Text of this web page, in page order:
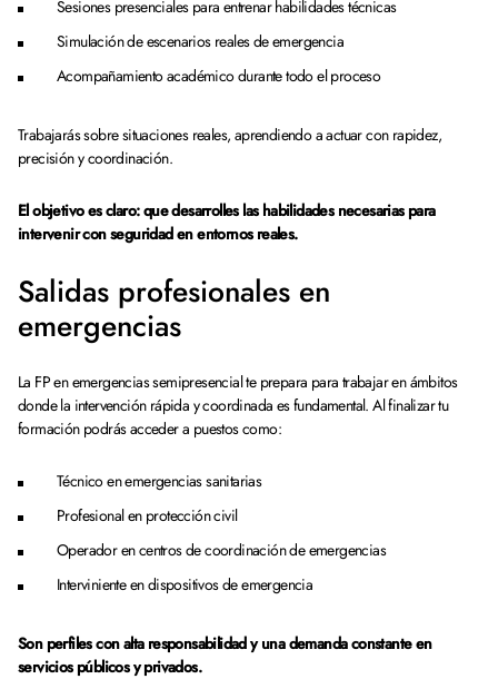
Sesiones presenciales para entrenar habilidades técnicas
Simulación de escenarios reales de emergencia
Acompañamiento académico durante todo el proceso
Trabajarás sobre situaciones reales, aprendiendo a actuar con rapidez,
precisión y coordinación.
El objetivo es claro: que desarrolles las habilidades necesarias para
intervenir con seguridad en entornos reales.
Salidas profesionales en
emergencias
La FP en emergencias semipresencial te prepara para trabajar en ámbitos
donde la intervención rápida y coordinada es fundamental. Al finalizar tu
formación podrás acceder a puestos como:
Técnico en emergencias sanitarias
Profesional en protección civil
Operador en centros de coordinación de emergencias
Interviniente en dispositivos de emergencia
Son perfiles con alta responsabilidad y una demanda constante en
servicios públicos y privados.